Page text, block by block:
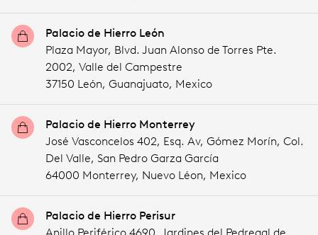
Palacio de Hierro León
Plaza Mayor, Blvd. Juan Alonso de Torres Pte.
2002, Valle del Campestre
37150 León, Guanajuato, Mexico
Palacio de Hierro Monterrey
José Vasconcelos 402, Esq. Av, Gómez Morín, Col.
Del Valle, San Pedro Garza García
64000 Monterrey, Nuevo Léon, Mexico
Palacio de Hierro Perisur